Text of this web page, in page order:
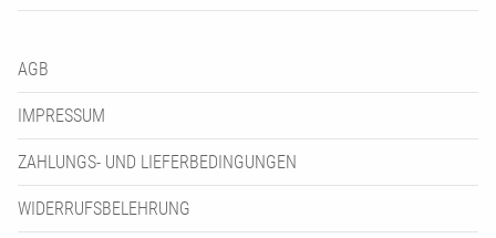
AGB
IMPRESSUM
ZAHLUNGS- UND LIEFERBEDINGUNGEN
WIDERRUFSBELEHRUNG